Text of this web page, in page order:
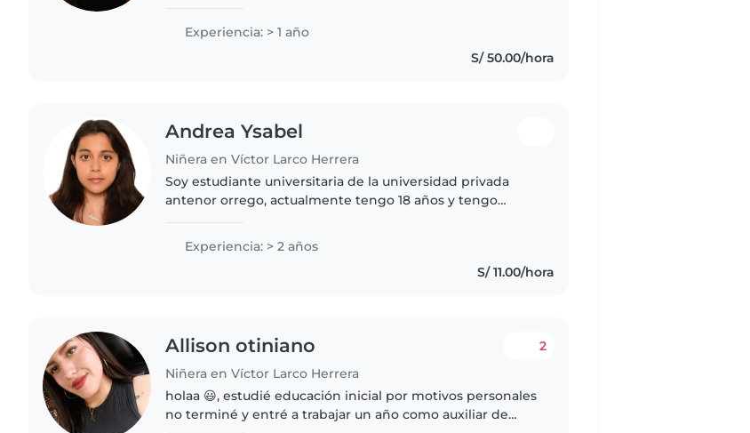
Experiencia: > 1 año
S/ 50.00/hora
Andrea Ysabel
Niñera en Víctor Larco Herrera
Soy estudiante universitaria de la universidad privada
antenor orrego, actualmente tengo 18 años y tengo
inconveniente llame porfavor..
Experiencia: > 2 años
S/ 11.00/hora
Allison otiniano
Niñera en Víctor Larco Herrera
2
holaa 😃, estudié educación inicial por motivos personales
no terminé y entré a trabajar un año como auxiliar de